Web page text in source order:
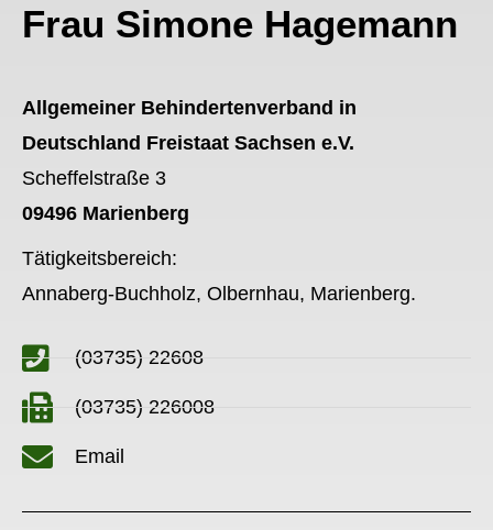
Frau Simone Hagemann
Allgemeiner Behindertenverband in
Deutschland Freistaat Sachsen e.V.
Scheffelstraße 3
09496 Marienberg
Tätigkeitsbereich:
Annaberg-Buchholz, Olbernhau, Marienberg.
(03735) 22608
(03735) 226008
Email